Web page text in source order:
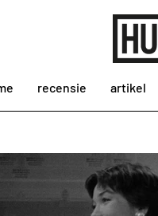
recensie artikel